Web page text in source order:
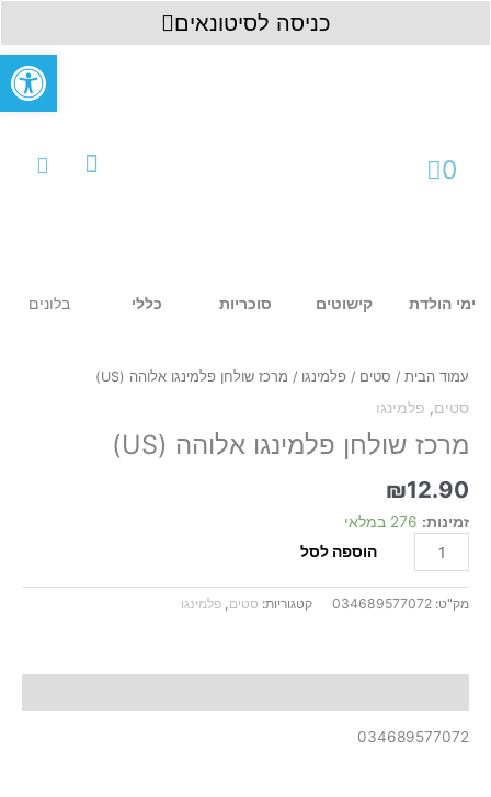
כניסה לסיטונאים
0
עגלת
ימי הולדת קישוטים סוכריות כללי בלונים
עמוד הבית / סטים / פלמינגו / מרכז שולחן פלמינגו אלוהה (US)
סטים, פלמינגו
מרכז שולחן פלמינגו אלוהה (US)
₪12.90
זמינות: 276 במלאי
מרכז
פלמינגו
אלוהה
(US)
הוספה לסל
מק"ט: 034689577072 קטגוריות: סטים, פלמינגו
034689577072
פתח